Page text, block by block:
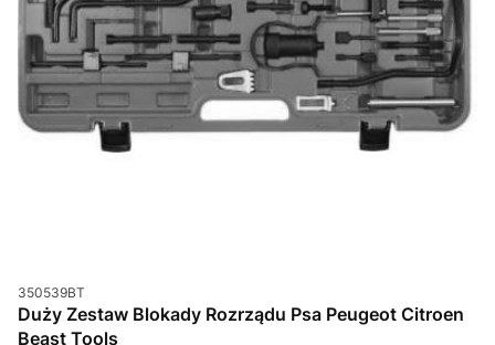
Kod produktu
350539BT
Duży Zestaw Blokady Rozrządu Psa Peugeot Citroen
Beast Tools